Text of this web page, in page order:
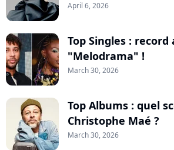
April 6, 2026
Top Singles :
"Melodrama" !
March 30, 2026
Top Albums : quel
Christophe Maé ?
March 30, 2026